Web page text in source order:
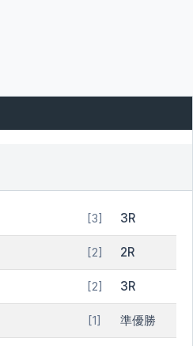
[3] 3R
[2] 2R
[2] 3R
[1] 準優勝